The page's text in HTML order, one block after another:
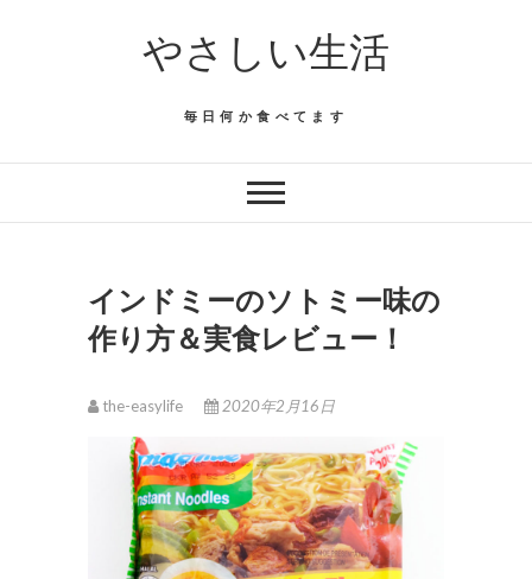
やさしい生活
毎日何か食べてます
インドミーのソトミー味の
作り方＆実食レビュー！
the-easylife 2020年2月16日